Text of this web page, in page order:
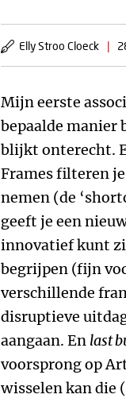
Elly Stroo Cloeck |
Mijn eerste
bepaalde manier
blijkt onterecht.
Frames filteren
nemen (de
geeft je een
innovatief kunt
begrijpen (fijn
verschillende
disruptieve
aangaan. En last
voorsprong op
wisselen kan die